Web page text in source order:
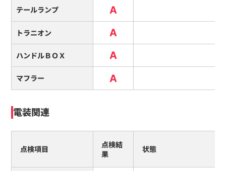
テールランプ A
トラニオン A
ハンドルＢＯＸ A
マフラー A
電装関連
点検項目
点検結
果
状態